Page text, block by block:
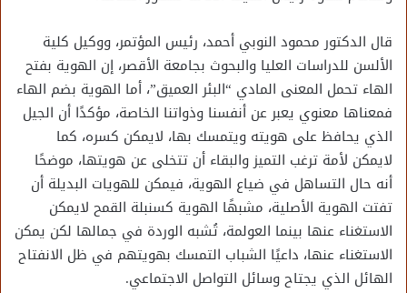
قال الدكتور محمود النوبي أحمد، رئيس المؤتمر، ووكيل كلية
الألسن للدراسات العليا والبحوث بجامعة الأقصر، إن الهوية بفتح
الهاء تحمل المعنى المادي “البئر العميق”، أما الهوية بضم الهاء
فمعناها معنوي يعبر عن أنفسنا وذواتنا الخاصة، مؤكدًا أن الجيل
الذي يحافظ على هويته ويتمسك بها، لايمكن كسره، كما
لايمكن لأمة ترغب التميز والبقاء أن تتخلى عن هويتها، موضحًا
أنه حال التساهل في ضياع الهوية، فيمكن للهويات البديلة أن
تفتت الهوية الأصلية، مشبهًا الهوية كسنبلة القمح لايمكن
الاستغناء عنها بينما العولمة، تُشبه الوردة في جمالها لكن يمكن
الاستغناء عنها، داعيًا الشباب التمسك بهويتهم في ظل الانفتاح
الهائل الذي يجتاح وسائل التواصل الاجتماعي.